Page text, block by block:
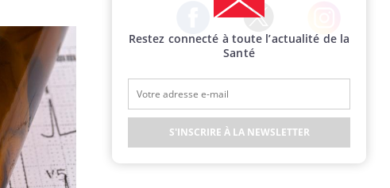
Facebook Twitter Instagram
Restez connecté à toute l’actualité de la
Santé
S'INSCRIRE À LA NEWSLETTER